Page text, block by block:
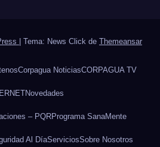
Tema: News Click de Themeansar
Corpagua NoticiasCORPAGUA TV
Novedades
– PQRPrograma SanaMente
Al DíaServiciosSobre Nosotros